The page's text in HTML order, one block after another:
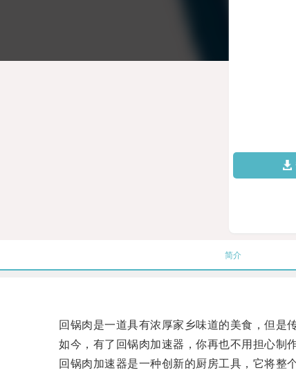
简介
回锅肉是一道具有浓厚家乡味道的美食，但是传
如今，有了回锅肉加速器，你再也不用担心制作
回锅肉加速器是一种创新的厨房工具，它将整个